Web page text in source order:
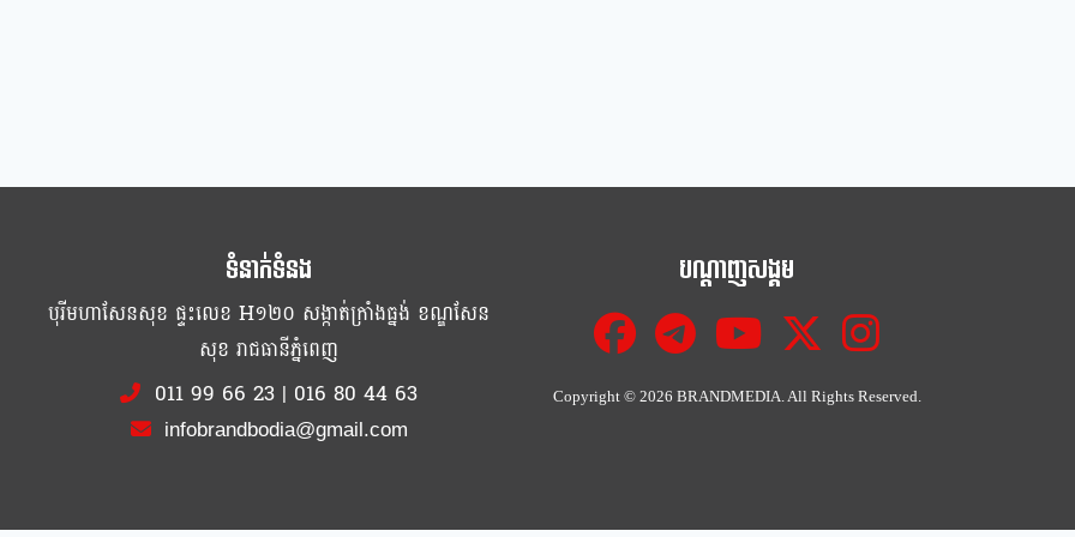
ទំនាក់ទំនង
បុរីមហាសែនសុខ ផ្ទះលេខ H១២០ សង្កាត់ក្រាំងធ្នង់ ខណ្ឌសែន
សុខ រាជធានីភ្នំពេញ
011 99 66 23 | 016 80 44 63
infobrandbodia@gmail.com
បណ្ដាញសង្គម
Copyright © 2026 BRANDMEDIA. All Rights Reserved.